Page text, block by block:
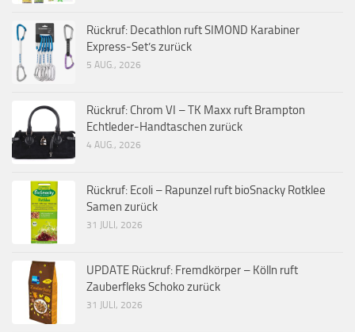
Rückruf: Decathlon ruft SIMOND Karabiner
Express-Set’s zurück
5 AUG., 2026
Rückruf: Chrom VI – TK Maxx ruft Brampton
Echtleder-Handtaschen zurück
4 AUG., 2026
Rückruf: Ecoli – Rapunzel ruft bioSnacky Rotklee
Samen zurück
31 JULI, 2026
UPDATE Rückruf: Fremdkörper – Kölln ruft
Zauberfleks Schoko zurück
31 JULI, 2026